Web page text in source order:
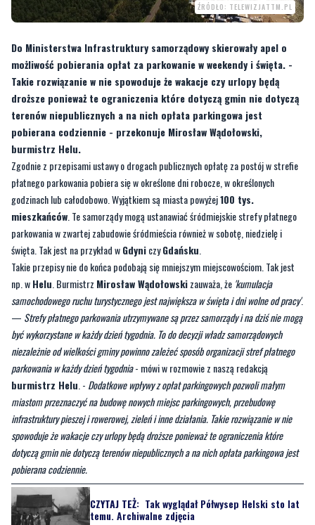
ŹRÓDŁO: TELEWIZJATTM.PL
Do Ministerstwa Infrastruktury samorządowy skierowały apel o
możliwość pobierania opłat za parkowanie w weekendy i święta. -
Takie rozwiązanie w nie spowoduje że wakacje czy urlopy będą
droższe ponieważ te ograniczenia które dotyczą gmin nie dotyczą
terenów niepublicznych a na nich opłata parkingowa jest
pobierana codziennie - przekonuje Mirosław Wądołowski,
burmistrz Helu.
Zgodnie z przepisami ustawy o drogach publicznych opłatę za postój w strefie
płatnego parkowania pobiera się w określone dni robocze, w określonych
godzinach lub całodobowo. Wyjątkiem są miasta powyżej100 tys.
mieszkańców. Te samorządy mogą ustanawiać śródmiejskie strefy płatnego
parkowania w zwartej zabudowie śródmieścia również w sobotę, niedzielę i
święta. Tak jest na przykład wGdyniczyGdańsku.
Takie przepisy nie do końca podobają się mniejszym miejscowościom. Tak jest
np. wHelu. Burmistrz Mirosław Wądołowskizauważa, że 'kumulacja
samochodowego ruchu turystycznego jest największa w święta i dni wolne od pracy'.
— Strefy płatnego parkowania utrzymywane są przez samorządy i na dziś nie mogą
być wykorzystane w każdy dzień tygodnia. To do decyzji władz samorządowych
niezależnie od wielkości gminy powinno zależeć sposób organizacji stref płatnego
parkowania w każdy dzień tygodnia- mówi w rozmowie z naszą redakcją
burmistrz Helu. - Dodatkowe wpływy z opłat parkingowych pozwoli małym
miastom przeznaczyć na budowę nowych miejsc parkingowych, przebudowę
infrastruktury pieszej i rowerowej, zieleń i inne działania. Takie rozwiązanie w nie
spowoduje że wakacje czy urlopy będą droższe ponieważ te ograniczenia które
dotyczą gmin nie dotyczą terenów niepublicznych a na nich opłata parkingowa jest
pobierana codziennie.
CZYTAJ TEŻ: Tak wyglądał Półwysep Helski sto lat
temu. Archiwalne zdjęcia